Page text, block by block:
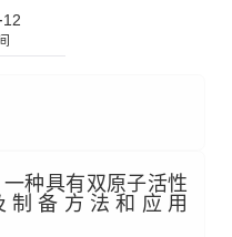
12
种具有双原子活性
备方法和应用